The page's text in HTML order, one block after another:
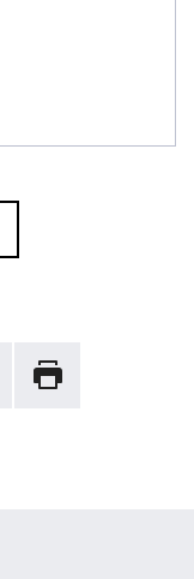
Drucken